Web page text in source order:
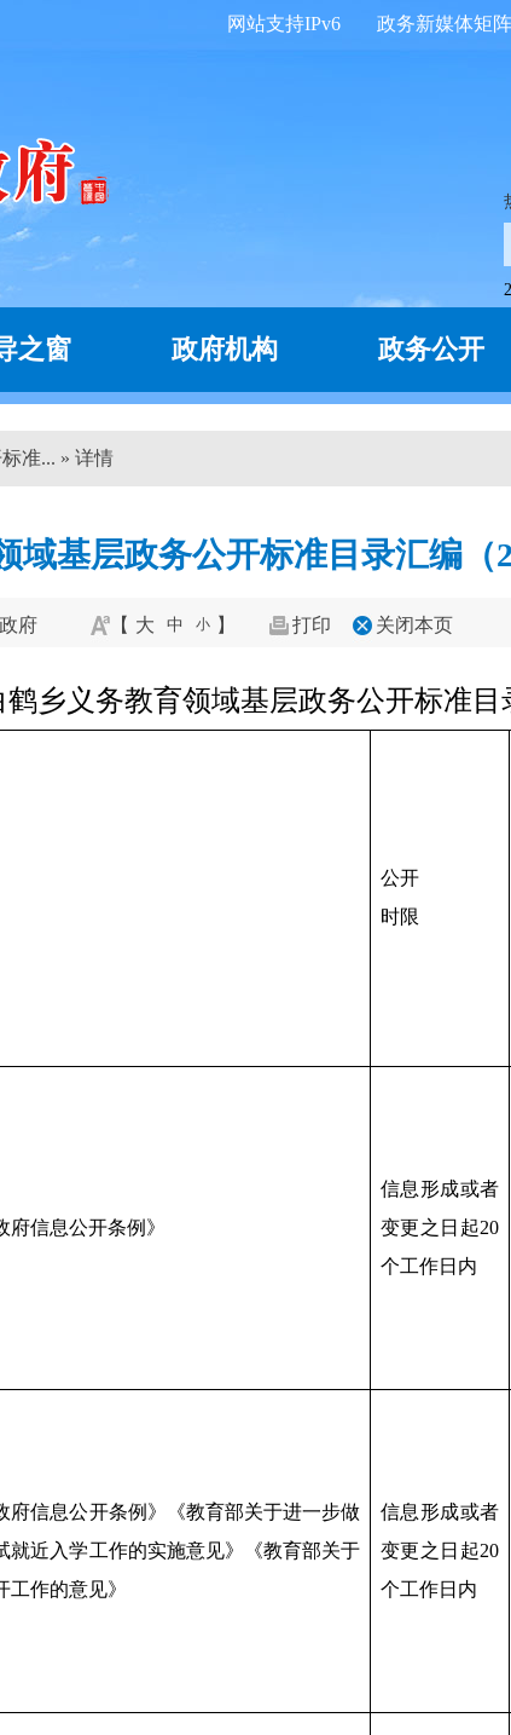
政务新媒体矩阵
网站支持IPv6
之窗 政府机构 政务公开
准... » 详情
域基层政务公开标准目录汇编（
府 【 大 中 小 】 打印 关闭本页
鹤乡义务教育领域基层政务公开标准目
公开
时限
府信息公开条例》
信息形成或者
变更之日起20
个工作日内
府信息公开条例》《教育部关于进一步做
就近入学工作的实施意见》《教育部关于
作的意见》
信息形成或者
变更之日起20
个工作日内